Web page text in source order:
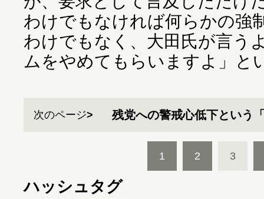
わけでもなければ何らかの強
わけでもなく、大田氏が言う
ムをやめてもらいますよ」と
次のページ 残党への警戒心低下という
1 2 3
ハッシュタグ